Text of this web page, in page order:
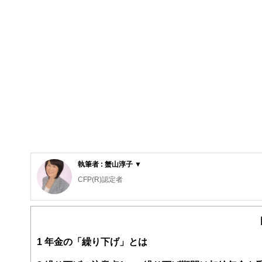
執筆者 : 蟹山淳子 ▼
CFP(R)認定者
宅地建物取引士、住宅ローンアドバイザー
大学卒業後、銀行勤務を経て専業主婦となり、二世帯住
程)卒業。2015年、日本FP協会「くらしとお金のFP相談
1 年金の「繰り下げ」とは